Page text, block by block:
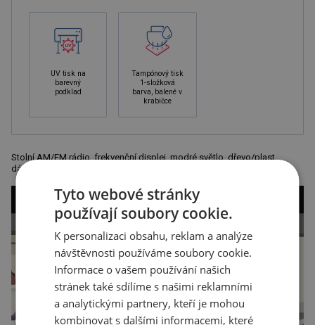
UV tisk na
barevný
podklad
Tampónový tisk
1-složková
barva, balené v
krabičce
Stolní AM/FM rádio, frekvenční displej, modré světlo, dřevo/plast,
dárkové balení, rozměr 22,5 x 15,5 x 13 cm.
Tyto webové stránky
používají soubory cookie.
K personalizaci obsahu, reklam a analýze
návštěvnosti používáme soubory cookie.
Informace o vašem používání našich
stránek také sdílíme s našimi reklamními
a analytickými partnery, kteří je mohou
kombinovat s dalšími informacemi, které